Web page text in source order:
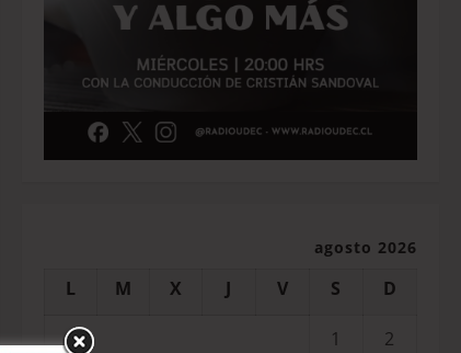
agosto 2026
L M X J V S D
1
2